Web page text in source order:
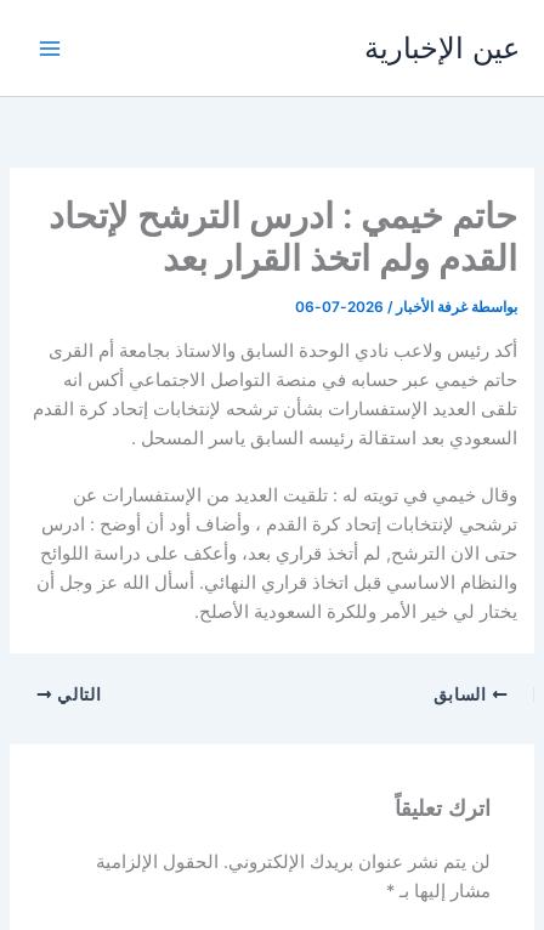
المحتوى
عين الإخبارية
حاتم خيمي : ادرس الترشح لإتحاد
القدم ولم اتخذ القرار بعد
بواسطة غرفة الأخبار/
2026-07-06
أكد رئيس ولاعب نادي الوحدة السابق والاستاذ بجامعة أم القرى
حاتم خيمي عبر حسابه في منصة التواصل الاجتماعي أكس انه
تلقى العديد الإستفسارات بشأن ترشحه لإنتخابات إتحاد كرة القدم
السعودي بعد استقالة رئيسه السابق ياسر المسحل .
وقال خيمي في تويته له : تلقيت العديد من الإستفسارات عن
ترشحي لإنتخابات إتحاد كرة القدم ، وأضاف أود أن أوضح : ادرس
حتى الان الترشح, لم أتخذ قراري بعد، وأعكف على دراسة اللوائح
والنظام الاساسي قبل اتخاذ قراري النهائي. أسأل الله عز وجل أن
يختار لي خير الأمر وللكرة السعودية الأصلح.
السابق التالي
اترك تعليقاً
لن يتم نشر عنوان بريدك الإلكتروني. الحقول الإلزامية
مشار إليها بـ*